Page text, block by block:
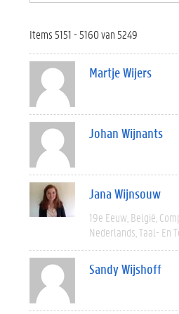
Items 5151 - 5160 van 5249
Martje Wijers
Johan Wijnants
Jana Wijnsouw
19e Eeuw België
Nederlands Taal- En
Sandy Wijshoff